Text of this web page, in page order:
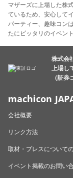
マザーズに上場した株
ているため、安心して
パーティー、趣味コン
たにピッタリのイベン
株式会
上場し
（証券
machicon
会社概要
リンク方法
取材・プレスについて
イベント掲載のお問い